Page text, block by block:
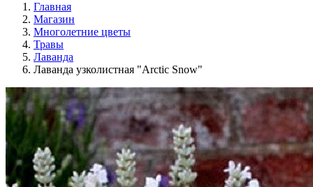
Главная
Магазин
Многолетние цветы
Травы
Лаванда
Лаванда узколистная "Arctic Snow"